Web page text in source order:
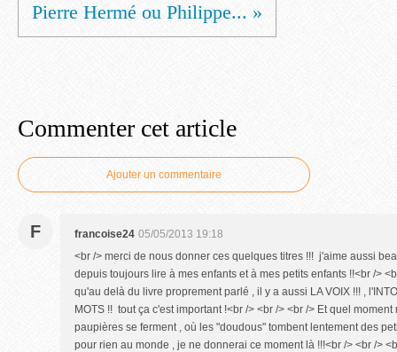
Pierre Hermé ou Philippe... »
Commenter cet article
Ajouter un commentaire
F francoise24 05/05/2013 19:18
<br /> merci de nous donner ces quelques titres !!! j'aime aussi
depuis toujours lire à mes enfants et à mes petits enfants !!<br />
qu'au delà du livre proprement parlé , il y a aussi LA VOIX !!! ,
MOTS !! tout ça c'est important !<br /> <br /> <br /> Et quel
paupières se ferment , où les "doudous" tombent lentement des
pour rien au monde , je ne donnerai ce moment là !!!<br /> <br />